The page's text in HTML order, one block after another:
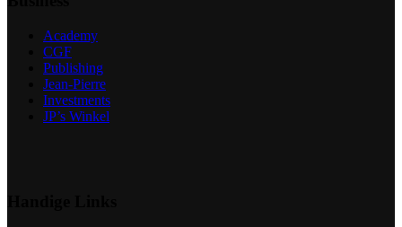
Academy
CGF
Publishing
Jean-Pierre
Investments
JP’s Winkel